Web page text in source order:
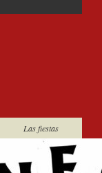
Las fiestas